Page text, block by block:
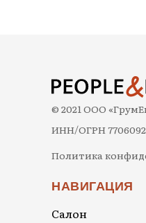
Политика
НАВИГАЦИЯ
Салон
© 2021 ООО
ИНН/ОГРН